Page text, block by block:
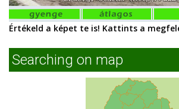
Értékeld a képet te is! Kattints a
Searching on map